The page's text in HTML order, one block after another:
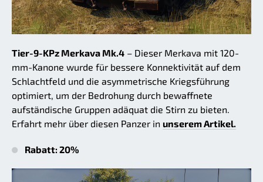
Tier-9-KPz Merkava Mk.4 – Dieser Merkava mit 120-
mm-Kanone wurde für bessere Konnektivität auf dem
Schlachtfeld und die asymmetrische Kriegsführung
optimiert, um der Bedrohung durch bewaffnete
aufständische Gruppen adäquat die Stirn zu bieten.
Erfahrt mehr über diesen Panzer in unserem Artikel.
Rabatt: 20%